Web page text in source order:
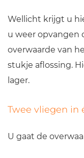
Wellicht krijgt u
u weer opvangen
overwaarde van
stukje aflossing.
lager.
Twee vliegen in
U gaat de